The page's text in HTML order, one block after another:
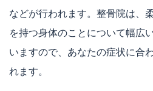
などが行われます。整骨院は、
を持つ身体のことについて幅広
いますので、あなたの症状に合
れます。